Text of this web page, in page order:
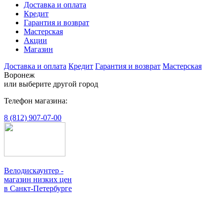
Доставка и оплата
Кредит
Гарантия и возврат
Мастерская
Акции
Магазин
Доставка и оплата Кредит Гарантия и возврат Мастерская
Воронеж
или выберите другой город
Телефон магазина:
8 (812) 907-07-00
Велодискаунтер -
магазин низких цен
в Санкт-Петербурге